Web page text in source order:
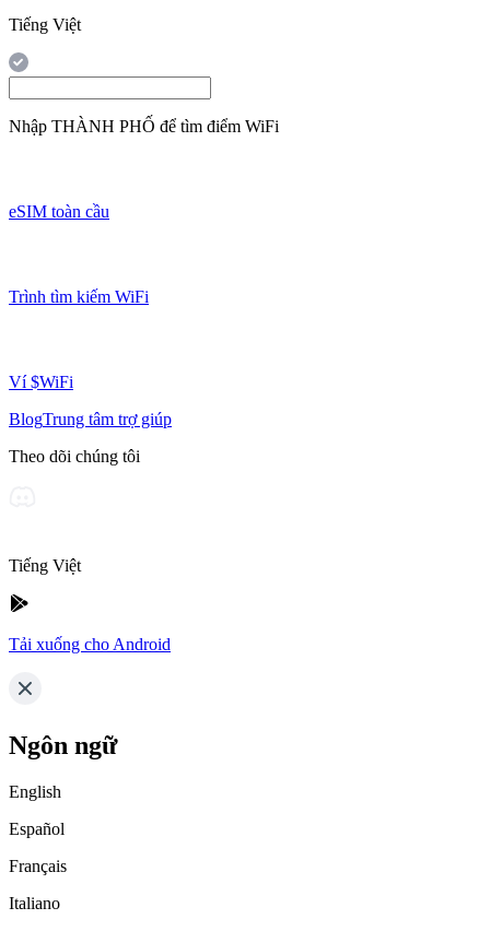
Tiếng Việt
Nhập THÀNH PHỐ để tìm điểm WiFi
eSIM toàn cầu
Trình tìm kiếm WiFi
Ví $WiFi
BlogTrung tâm trợ giúp
Theo dõi chúng tôi
Tiếng Việt
Tải xuống cho Android
Ngôn ngữ
English
Español
Français
Italiano